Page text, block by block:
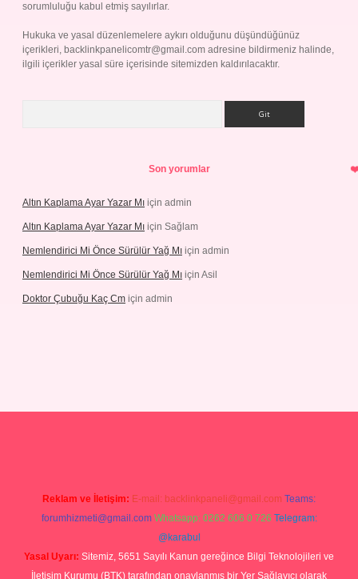
sorumluluğu kabul etmiş sayılırlar.
Hukuka ve yasal düzenlemelere aykırı olduğunu düşündüğünüz
içerikleri, backlinkpanelicomtr@gmail.com adresine bildirmeniz halinde,
ilgili içerikler yasal süre içerisinde sitemizden kaldırılacaktır.
Son yorumlar
Altın Kaplama Ayar Yazar Mı için admin
Altın Kaplama Ayar Yazar Mı için Sağlam
Nemlendirici Mi Önce Sürülür Yağ Mı için admin
Nemlendirici Mi Önce Sürülür Yağ Mı için Asil
Doktor Çubuğu Kaç Cm için admin
Reklam ve İletişim: E-mail: backlinkpaneli@gmail.com Teams:
forumhizmeti@gmail.com Whatsapp: 0262 606 0 726 Telegram:
@karabul
Yasal Uyarı: Sitemiz, 5651 Sayılı Kanun gereğince Bilgi Teknolojileri ve
İletişim Kurumu (BTK) tarafından onaylanmış bir Yer Sağlayıcı olarak